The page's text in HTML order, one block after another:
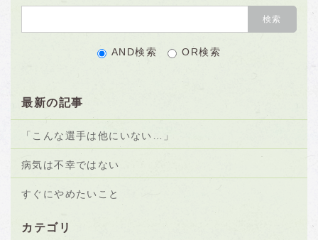
AND検索 OR検索
最新の記事
「こんな選手は他にいない…」
病気は不幸ではない
すぐにやめたいこと
カテゴリ